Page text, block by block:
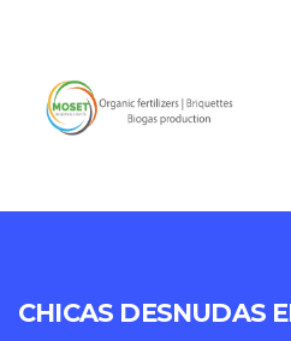
Chicas desnudas